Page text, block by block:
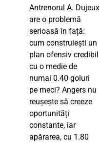
Antrenorul A. Dujeux
are o problemă
serioasă în față:
cum construiești un
plan ofensiv credibil
cu o medie de
numai 0.40 goluri
pe meci? Angers nu
reușește să creeze
oportunități
constante, iar
apărarea, cu 1.80